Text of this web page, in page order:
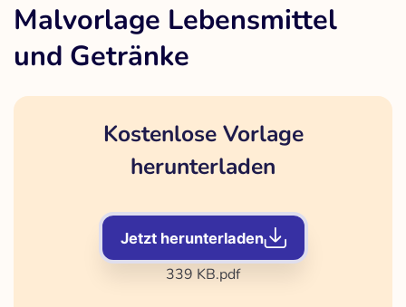
Malvorlage Lebensmittel
und Getränke
Kostenlose Vorlage
herunterladen
Jetzt herunterladen
339 KB.pdf